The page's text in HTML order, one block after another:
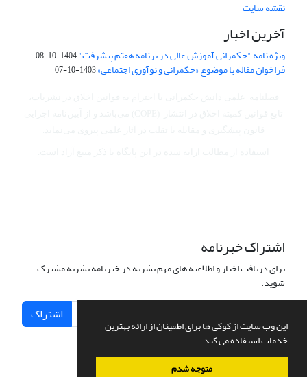
این وب سایت از کوکی ها برای اطمینان از ارائه بهترین
خدمات استفاده می کند.
متوجه شدم
نقشه سایت
آخرین اخبار
ویژه نامه "حکمرانی آموزش عالی در برنامه هفتم پیشرفت"1404-10-08
فراخوان مقاله با موضوع «حکمرانی و نوآوری اجتماعی»1403-10-07
اشتراک خبرنامه
برای دریافت اخبار و اطلاعیه های مهم نشریه در خبرنامه نشریه مشترک
شوید.
اشتراک